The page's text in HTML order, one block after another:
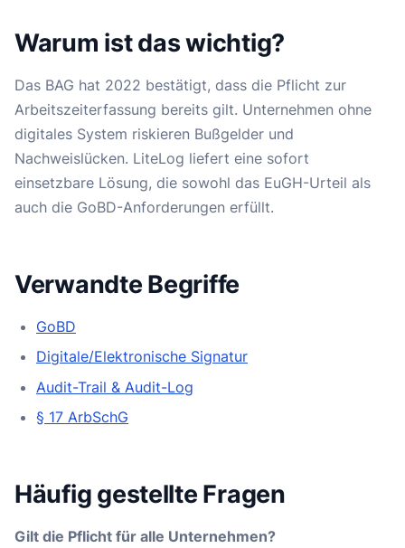
Warum ist das wichtig?
Das BAG hat 2022 bestätigt, dass die Pflicht zur
Arbeitszeiterfassung bereits gilt. Unternehmen ohne
digitales System riskieren Bußgelder und
Nachweislücken. LiteLog liefert eine sofort
einsetzbare Lösung, die sowohl das EuGH-Urteil als
auch die GoBD-Anforderungen erfüllt.
Verwandte Begriffe
GoBD
Digitale/Elektronische Signatur
Audit-Trail & Audit-Log
§ 17 ArbSchG
Häufig gestellte Fragen
Gilt die Pflicht für alle Unternehmen?